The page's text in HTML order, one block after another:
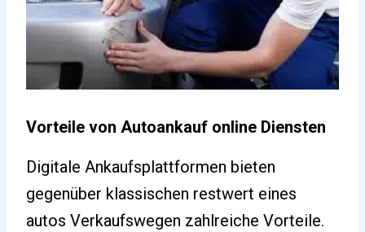
Vorteile von Autoankauf online Diensten
Digitale Ankaufsplattformen bieten
gegenüber klassischen restwert eines
autos Verkaufswegen zahlreiche Vorteile.